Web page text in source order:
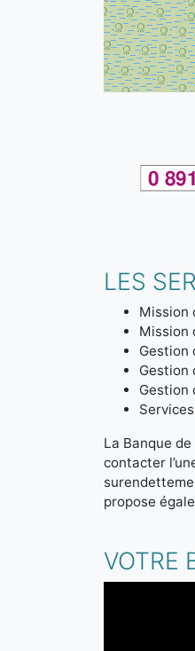
LES
Mission
Mission
Gestion
Gestion
Gestion
La Banque
contacter
propose
VOTRE